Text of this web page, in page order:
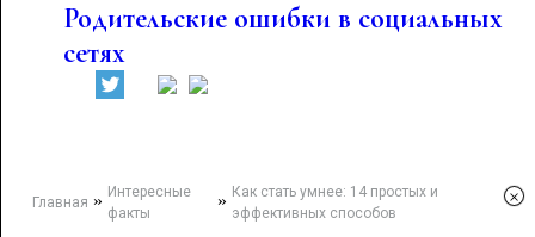
Родительские ошибки в социальных
сетях
Главная » Интересные
факты
» Как стать умнее: 14 простых и
эффективных способов
×